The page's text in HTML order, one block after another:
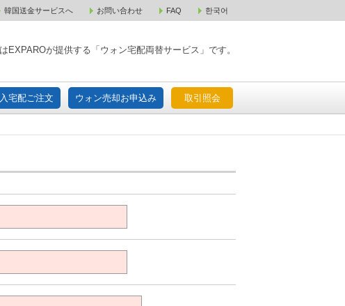
韓国送金サービスへ お問い合わせ FAQ 한국어
EXPAROが提供する「ウォン宅配両替サービス」です。
宅配ご注文 ウォン売却お申込み 取引照会
ウォン購入宅配ご注文 ウォン売却お申込み 取引照会